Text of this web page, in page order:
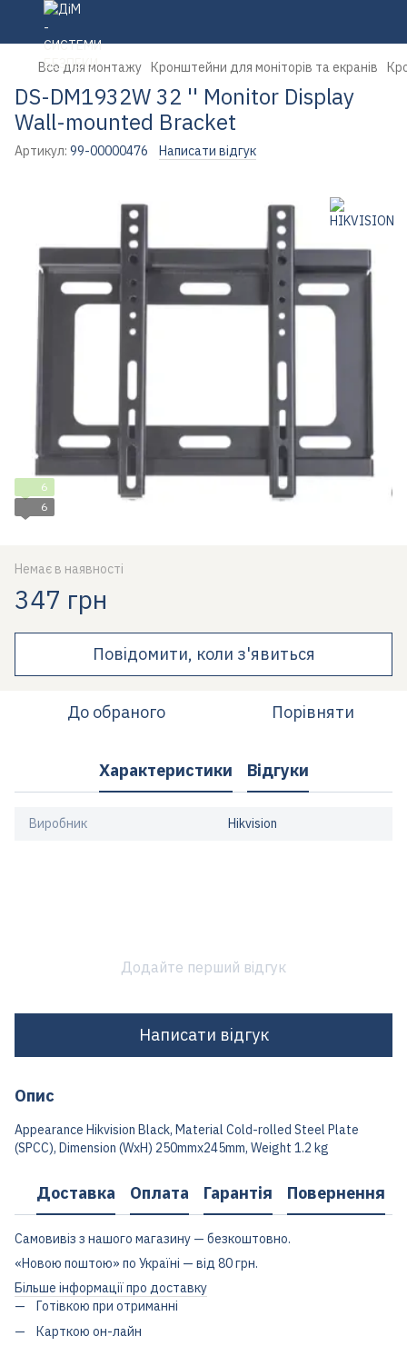
Все для монтажу Кронштейни для моніторів та екранів
DS-DM1932W 32 '' Monitor Display
Wall-mounted Bracket
Артикул: 99-00000476 Написати відгук
6
6
Немає в наявності
347 грн
Повідомити, коли з'явиться
До обраного Порівняти
Характеристики Відгуки
Виробник Hikvision
Додайте перший відгук
Написати відгук
Опис
Appearance Hikvision Black, Material Cold-rolled Steel Plate
(SPCC), Dimension (WxH) 250mmx245mm, Weight 1.2 kg
Доставка Оплата Гарантія Повернення
Самовивіз з нашого магазину — безкоштовно.
«Новою поштою» по Україні — від 80 грн.
Більше інформації про доставку
Готівкою при отриманні
Карткою он-лайн